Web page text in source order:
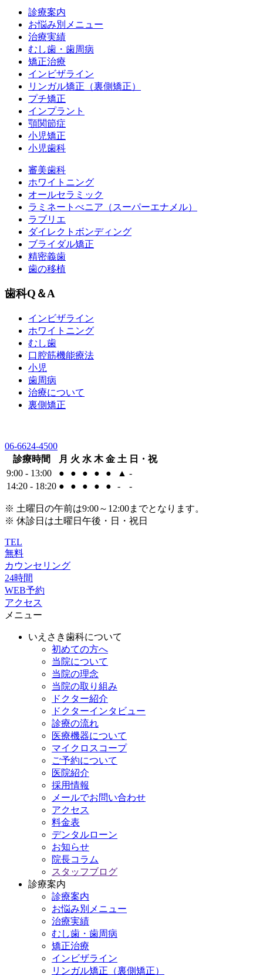
診療案内
お悩み別メニュー
治療実績
むし歯・歯周病
矯正治療
インビザライン
リンガル矯正（裏側矯正）
プチ矯正
インプラント
顎関節症
小児矯正
小児歯科
審美歯科
ホワイトニング
オールセラミック
ラミネートべニア （スーパーエナメル）
ラブリエ
ダイレクトボンディング
ブライダル矯正
精密義歯
歯の移植
歯科Q＆A
インビザライン
ホワイトニング
むし歯
口腔筋機能療法
小児
歯周病
治療について
裏側矯正
06-6624-4500
診療時間
月 火 水 木 金 土 日・祝
9:00 - 13:00
● ● ● ● ● ▲ -
14:20 - 18:20 ● ● ● ● ● - -
※ 土曜日の午前は9:00～12:00までとなります。
※ 休診日は土曜日午後・日・祝日
TEL
無料
カウンセリング
24時間
WEB予約
アクセス
メニュー
いえさき歯科について
初めての方へ
当院について
当院の理念
当院の取り組み
ドクター紹介
ドクターインタビュー
診療の流れ
医療機器について
マイクロスコープ
ご予約について
医院紹介
採用情報
メールでお問い合わせ
アクセス
料金表
デンタルローン
お知らせ
院長コラム
スタッフブログ
診療案内
診療案内
お悩み別メニュー
治療実績
むし歯・歯周病
矯正治療
インビザライン
リンガル矯正（裏側矯正）